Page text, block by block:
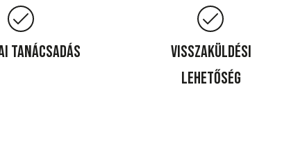
tanácsadás
Visszaküldési
lehetőség